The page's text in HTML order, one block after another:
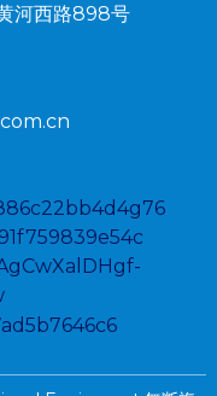
河西路898号